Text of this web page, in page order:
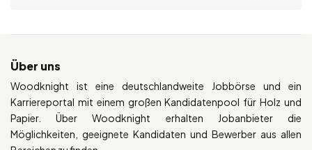
Über uns
Woodknight ist eine deutschlandweite Jobbörse und ein
Karriereportal mit einem großen Kandidatenpool für Holz und
Papier. Über Woodknight erhalten Jobanbieter die
Möglichkeiten, geeignete Kandidaten und Bewerber aus allen